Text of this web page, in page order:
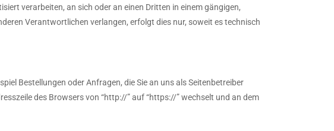
verarbeiten, an sich oder an einen Dritten in einem gängigen,
Verantwortlichen verlangen, erfolgt dies nur, soweit es technisch
Bestellungen oder Anfragen, die Sie an uns als Seitenbetreiber
des Browsers von “http://” auf “https://” wechselt und an dem